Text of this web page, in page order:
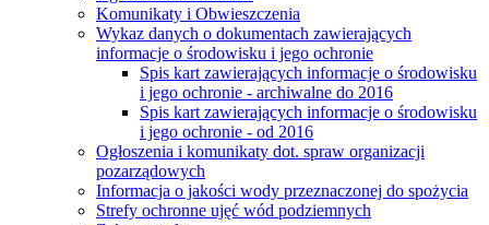
Komunikaty i Obwieszczenia
Wykaz danych o dokumentach zawierających
informacje o środowisku i jego ochronie
Spis kart zawierających informacje o środowisku
i jego ochronie - archiwalne do 2016
Spis kart zawierających informacje o środowisku
i jego ochronie - od 2016
Ogłoszenia i komunikaty dot. spraw organizacji
pozarządowych
Informacja o jakości wody przeznaczonej do spożycia
Strefy ochronne ujęć wód podziemnych